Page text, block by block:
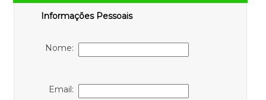
Informações Pessoais
Nome:
Email: